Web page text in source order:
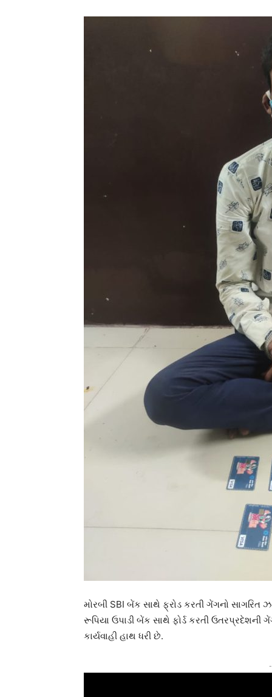
મોરબી SBI બેંક સાથે ફ્રોડ કરતી ગેંગનો
રૂપિયા ઉપાડી બેંક સાથે ફોર્ડ કરતી ઉતરપ્રદેશની
કાર્યવાહી હાથ ધરી છે.